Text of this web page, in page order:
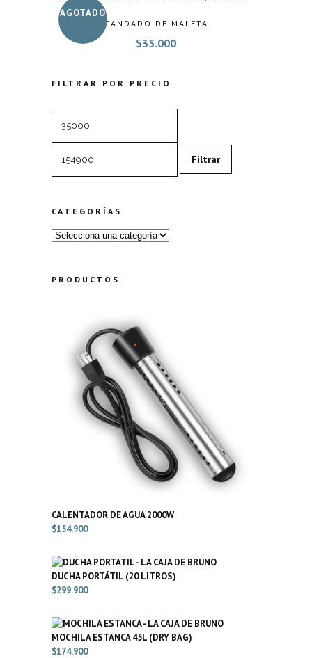
FILTRAR POR PRECIO
Filtrar
CATEGORÍAS
PRODUCTOS
CALENTADOR DE AGUA 2000W
$154.900
DUCHA PORTÁTIL (20 LITROS)
$299.900
MOCHILA ESTANCA 45L (DRY BAG)
$174.900
AGOTADO
CANDADO DE MALETA
$35.000